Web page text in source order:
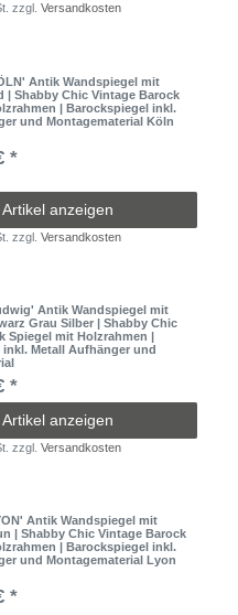
zzgl.Versandkosten
Antik Wandspiegel mit
| Shabby Chic Vintage Barock
| Barockspiegel inkl.
und Montagematerial Köln
*
Artikel anzeigen
zzgl.Versandkosten
Antik Wandspiegel mit
Grau Silber | Shabby Chic
Spiegel mit Holzrahmen |
inkl. Metall Aufhänger und
*
Artikel anzeigen
zzgl.Versandkosten
Antik Wandspiegel mit
| Shabby Chic Vintage Barock
| Barockspiegel inkl.
und Montagematerial Lyon
*